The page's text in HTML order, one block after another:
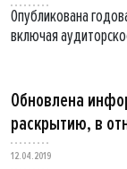
Опубликована
включая
Обновлена
раскрытию, в
12.04.2019